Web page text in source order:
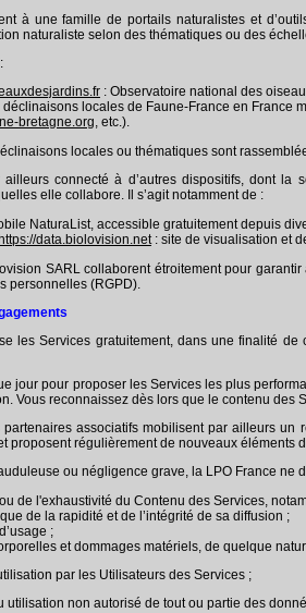
à une famille de portails naturalistes et
naturaliste selon des thématiques ou des
: Observatoire national des
déclinaisons locales de Faune-France en France
bretagne.org, etc.).
locales ou thématiques sont
ailleurs connecté à d’autres dispositifs, dont
elle collabore. Il s’agit notamment de :
NaturaList, accessible gratuitement depuis
https://data.biolovision.net: site de visualisation et
SARL collaborent étroitement pour
personnelles (RGPD).
les Services gratuitement, dans une finalité
jour pour proposer les Services les plus
Vous reconnaissez dès lors que le contenu
associatifs mobilisent par ailleurs
proposent régulièrement de nouveaux
ou négligence grave, la LPO France
de l'exhaustivité du Contenu des Services,
de la rapidité et de l’intégrité de sa diffusion ;
;
et dommages matériels, de quelque
par les Utilisateurs des Services ;
utilisation non autorisé de tout ou partie des